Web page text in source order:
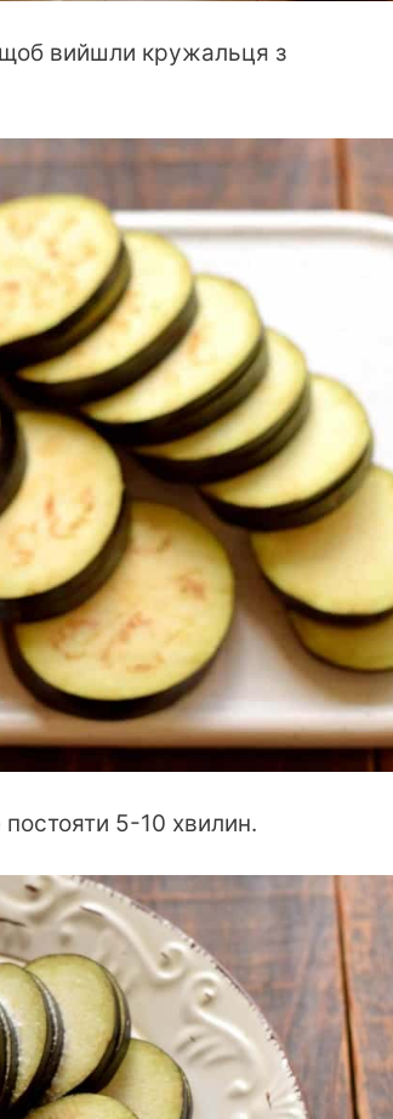
щоб вийшли кружальця з
5-10 хвилин.